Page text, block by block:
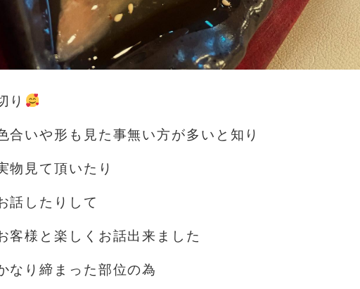
り
合いや形も見た事無い方が多いと知り
物見て頂いたり
話したりして
客様と楽しくお話出来ました
なり締まった部位の為